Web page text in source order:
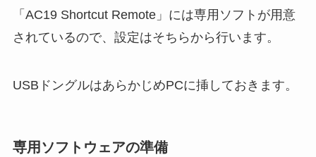
「AC19 Shortcut Remote」には専用ソフトが用意
されているので、設定はそちらから行います。
USBドングルはあらかじめPCに挿しておきます。
専用ソフトウェアの準備